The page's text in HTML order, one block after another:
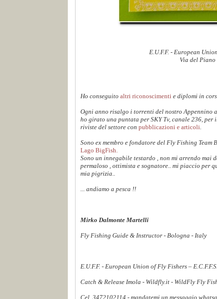
E.U.F.F. - European
Via del Piano
Ho conseguito altri riconoscimenti e diplomi in
Ogni anno risalgo i torrenti del nostro Appennino
ho girato una puntata per SKY Tv, canale 236, per
riviste del settore con pubblicazioni e articoli
Sono ex membro e fondatore del Fly Fishing Team
Lago BigFish.
Sono un innegabile testardo , non mi arrendo mai
permaloso , ottimista e sognatore.. mi piaccio per
mia pigrizia..
... andiamo a pesca !!
Mirko Dalmonte Martelli
Fly Fishing Guide & Instructor - Bologna - Italy
E.U.F.F. - European Union of Fly Fishers –
Catch & Release Imola - Wildfly.it - WildFly Fly
Cel. 3472102114 - mandatemi un messaggio